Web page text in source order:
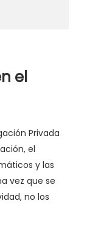
el
Privada
el
y las
vez que se
no los